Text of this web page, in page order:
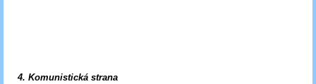
4. Komunistická strana